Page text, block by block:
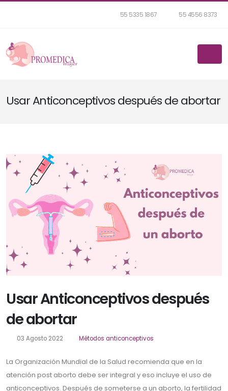
55 5335 1867 55 4556 8373
Usar Anticonceptivos después de abortar
Usar Anticonceptivos después
de abortar
03 Agosto 2022 Métodos anticonceptivos
La Organización Mundial de la Salud recomienda que en la
atención post aborto debe ser integral y eso incluye el uso de
anticonceptivos. Después de someterse a un aborto, la fertilidad